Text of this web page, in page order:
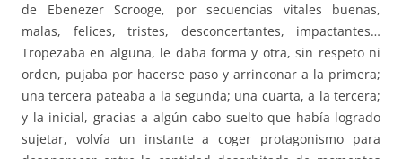
de Ebenezer Scrooge, por secuencias vitales buenas,
malas, felices, tristes, desconcertantes, impactantes…
Tropezaba en alguna, le daba forma y otra, sin respeto ni
orden, pujaba por hacerse paso y arrinconar a la primera;
una tercera pateaba a la segunda; una cuarta, a la tercera;
y la inicial, gracias a algún cabo suelto que había logrado
sujetar, volvía un instante a coger protagonismo para